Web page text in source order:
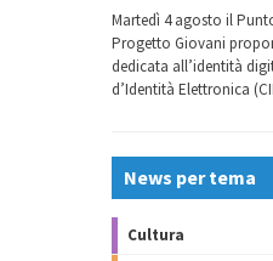
Martedì 4 agosto il
Progetto Giovani
dedicata all’identità
d’Identità Elettronica
News per tema
Cultura